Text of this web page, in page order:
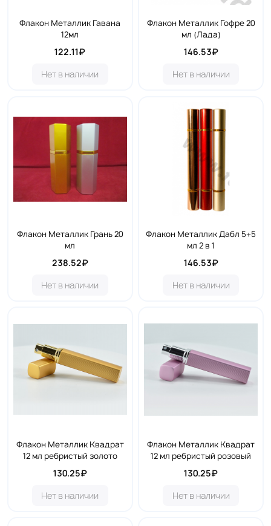
Флакон Металлик Гавана
12мл
122.11₽
Нет в наличии
Флакон Металлик Гофре 20
мл (Лада)
146.53₽
Нет в наличии
Флакон Металлик Грань 20
мл
238.52₽
Нет в наличии
Флакон Металлик Дабл 5+5
мл 2 в 1
146.53₽
Нет в наличии
Флакон Металлик Квадрат
12 мл ребристый золото
130.25₽
Нет в наличии
Флакон Металлик Квадрат
12 мл ребристый розовый
130.25₽
Нет в наличии